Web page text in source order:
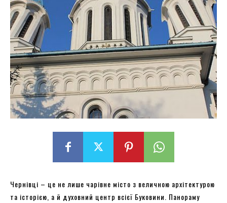
Чернівці – це не лише чарівне місто з величною архітектурою
та історією, а й духовний центр всієї Буковини. Панораму